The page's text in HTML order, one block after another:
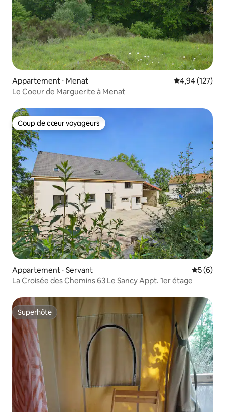
Appartement ⋅ Menat Évaluation
4,94 (127)
Le Coeur de Marguerite à Menat
Coup de cœur voyageurs
Coup de cœur voyageurs
Appartement ⋅ Servant
5 (6)
La Croisée des Chemins 63 Le Sancy Appt. 1er étage
Superhôte
Superhôte